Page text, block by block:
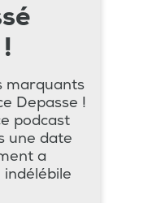
marquants
Depasse !
podcast
une date
a